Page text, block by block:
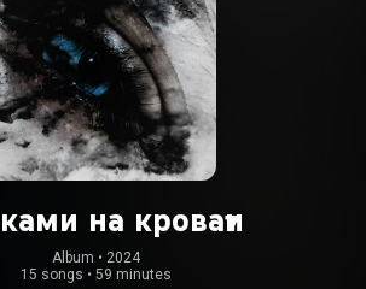
на кровати
Album • 2024
15 songs • 59 minutes